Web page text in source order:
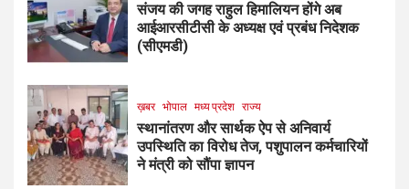
संजय की जगह राहुल हिमालियन होंगे अब
आईआरसीटीसी के अध्यक्ष एवं प्रबंध निदेशक
(सीएमडी)
ख़बर भोपाल मध्य प्रदेश राज्य
स्थानांतरण और सार्थक ऐप से अनिवार्य
उपस्थिति का विरोध तेज, पशुपालन कर्मचारियों
ने मंत्री को सौंपा ज्ञापन